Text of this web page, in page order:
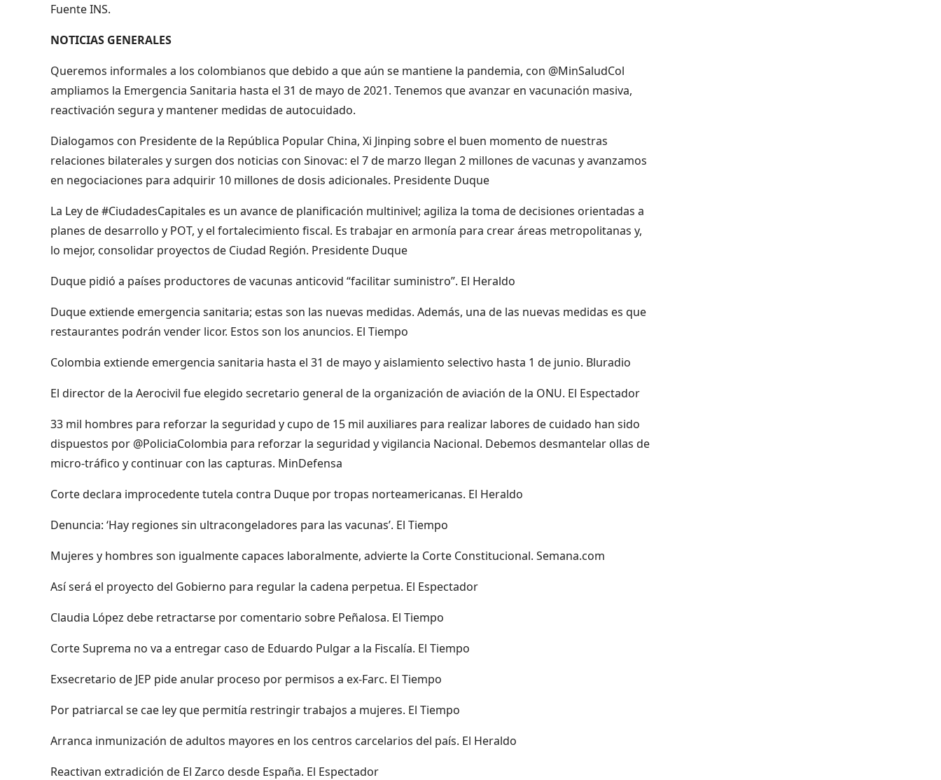
Fuente INS.
NOTICIAS GENERALES
Queremos informales a los colombianos que debido a que aún se mantiene la pandemia, con @MinSaludCol
ampliamos la Emergencia Sanitaria hasta el 31 de mayo de 2021. Tenemos que avanzar en vacunación masiva,
reactivación segura y mantener medidas de autocuidado.
Dialogamos con Presidente de la República Popular China, Xi Jinping sobre el buen momento de nuestras
relaciones bilaterales y surgen dos noticias con Sinovac: el 7 de marzo llegan 2 millones de vacunas y avanzamos
en negociaciones para adquirir 10 millones de dosis adicionales. Presidente Duque
La Ley de #CiudadesCapitales es un avance de planificación multinivel; agiliza la toma de decisiones orientadas a
planes de desarrollo y POT, y el fortalecimiento fiscal. Es trabajar en armonía para crear áreas metropolitanas y,
lo mejor, consolidar proyectos de Ciudad Región. Presidente Duque
Duque pidió a países productores de vacunas anticovid “facilitar suministro”. El Heraldo
Duque extiende emergencia sanitaria; estas son las nuevas medidas. Además, una de las nuevas medidas es que
restaurantes podrán vender licor. Estos son los anuncios. El Tiempo
Colombia extiende emergencia sanitaria hasta el 31 de mayo y aislamiento selectivo hasta 1 de junio. Bluradio
El director de la Aerocivil fue elegido secretario general de la organización de aviación de la ONU. El Espectador
33 mil hombres para reforzar la seguridad y cupo de 15 mil auxiliares para realizar labores de cuidado han sido
dispuestos por @PoliciaColombia para reforzar la seguridad y vigilancia Nacional. Debemos desmantelar ollas de
micro-tráfico y continuar con las capturas. MinDefensa
Corte declara improcedente tutela contra Duque por tropas norteamericanas. El Heraldo
Denuncia: ‘Hay regiones sin ultracongeladores para las vacunas’. El Tiempo
Mujeres y hombres son igualmente capaces laboralmente, advierte la Corte Constitucional. Semana.com
Así será el proyecto del Gobierno para regular la cadena perpetua. El Espectador
Claudia López debe retractarse por comentario sobre Peñalosa. El Tiempo
Corte Suprema no va a entregar caso de Eduardo Pulgar a la Fiscalía. El Tiempo
Exsecretario de JEP pide anular proceso por permisos a ex-Farc. El Tiempo
Por patriarcal se cae ley que permitía restringir trabajos a mujeres. El Tiempo
Arranca inmunización de adultos mayores en los centros carcelarios del país. El Heraldo
Reactivan extradición de El Zarco desde España. El Espectador